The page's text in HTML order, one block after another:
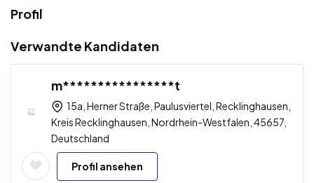
Profil
Verwandte Kandidaten
m****************t
15a, Herner Straße, Paulusviertel, Recklinghausen,
Kreis Recklinghausen, Nordrhein-Westfalen, 45657,
Deutschland
Profil ansehen